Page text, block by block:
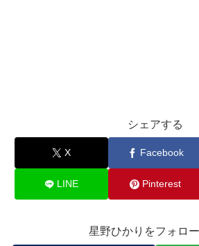
シェアする
X Facebook
LINE Pinterest
星野ひかりをフォロ